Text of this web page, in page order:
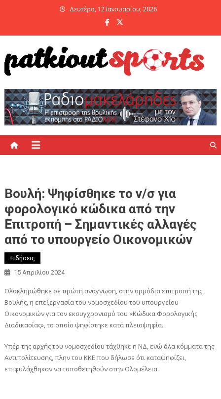
Δευτέρα, 12 Ιανουαρίου, 2026
Βουλή: Ψηφίσθηκε το ν/σ για
φορολογικό κώδικα από την
Επιτροπή – Σημαντικές αλλαγές
από το υπουργείο Οικονομικών
Ειδήσεις
15 Απριλίου 2024
Ολοκληρώθηκε σε πρώτη ανάγνωση, στην αρμόδια επιτροπή της
Βουλής, η επεξεργασία του νομοσχεδίου του υπουργείου
Οικονομικών για τον εκσυγχρονισμό του «Κώδικα Φορολογικής
Διαδικασίας», το οποίο ψηφίστηκε κατά πλειοψηφία.
Υπέρ της αρχής του νομοσχεδίου τάχθηκε η ΝΔ, ενώ όλα κόμματα της
Αντιπολίτευσης, πλην του ΚΚΕ που δήλωσε ότι καταψηφίζει,
επιφυλάχθηκαν να τοποθετηθούν στην Ολομέλεια.